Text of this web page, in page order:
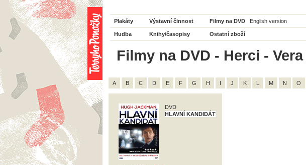
Plakáty Výstavní činnost Filmy na DVD English version
Hudba Knihy/časopisy Ostatní zboží
Filmy na DVD - Herci -
A B C D E F G H I J K L M N O
DVD
HLAVNÍ KANDIDÁT